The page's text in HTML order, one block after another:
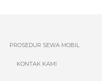
PROSEDUR SEWA MOBIL
KONTAK KAMI